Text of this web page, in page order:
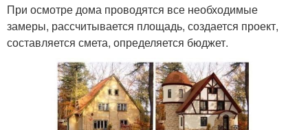
При осмотре дома проводятся все необходимые
замеры, рассчитывается площадь, создается проект,
составляется смета, определяется бюджет.